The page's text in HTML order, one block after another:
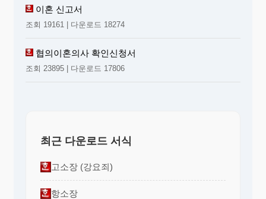
이혼 신고서
조회 19161 | 다운로드 18274
협의이혼의사 확인신청서
조회 23895 | 다운로드 17806
최근 다운로드 서식
고소장 (강요죄)
항소장